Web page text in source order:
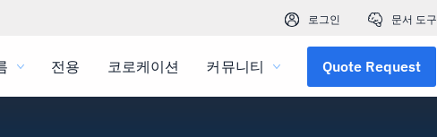
로그인 문서 도구
전용 코로케이션 커뮤니티 Quote Request